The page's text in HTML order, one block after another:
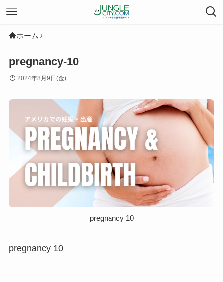
ホーム
pregnancy-10
2024年8月9日(金)
pregnancy 10
pregnancy 10